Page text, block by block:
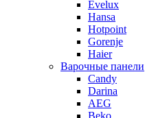
Evelux
Hansa
Hotpoint
Gorenje
Haier
Варочные панели
Candy
Darina
AEG